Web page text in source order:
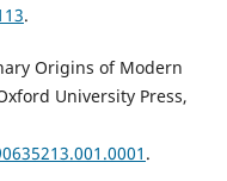
.
Origins of Modern
University Press,
.